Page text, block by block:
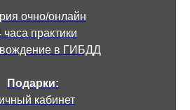
очно/онлайн
часа практики
в ГИБДД
Подарки:
кабинет